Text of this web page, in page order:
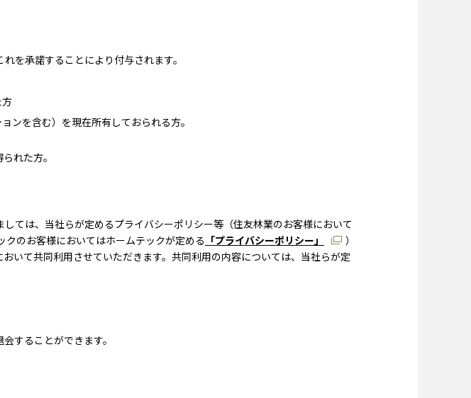
を承諾することにより付与されます。
ンを含む）を現在所有しておられる方。
れた方。
ては、当社らが定めるプライバシーポリシー等（住友林業のお客様において
クのお客様においてはホームテックが定める 「プライバシーポリシー」
）
いて共同利用させていただきます。共同利用の内容については、当社らが定
することができます。